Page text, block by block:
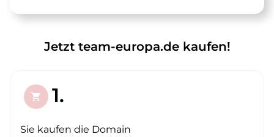
Jetzt team-europa.de kaufen!
shopping_cart 1.
Sie kaufen die Domain